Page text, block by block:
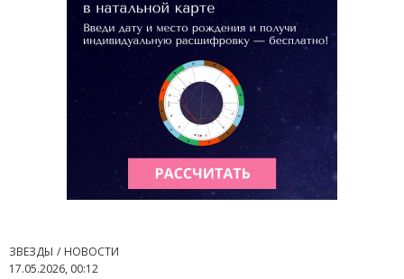
ЗВЕЗДЫ
НОВОСТИ
17.05.2026, 00:12